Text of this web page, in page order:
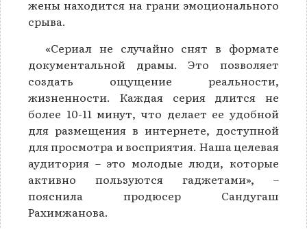
жены находится на грани эмоционального
срыва.
«Сериал не случайно снят в формате
документальной драмы. Это позволяет
создать ощущение реальности,
жизненности. Каждая серия длится не
более 10-11 минут, что делает ее удобной
для размещения в интернете, доступной
для просмотра и восприятия. Наша целевая
аудитория – это молодые люди, которые
активно пользуются гаджетами», –
пояснила продюсер Сандугаш
Рахимжанова.